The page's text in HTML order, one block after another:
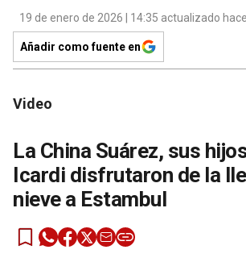
19 de enero de 2026 | 14:35 actualizado
Añadir como fuente en
Video
La China Suárez, sus
Icardi disfrutaron de la
nieve a Estambul